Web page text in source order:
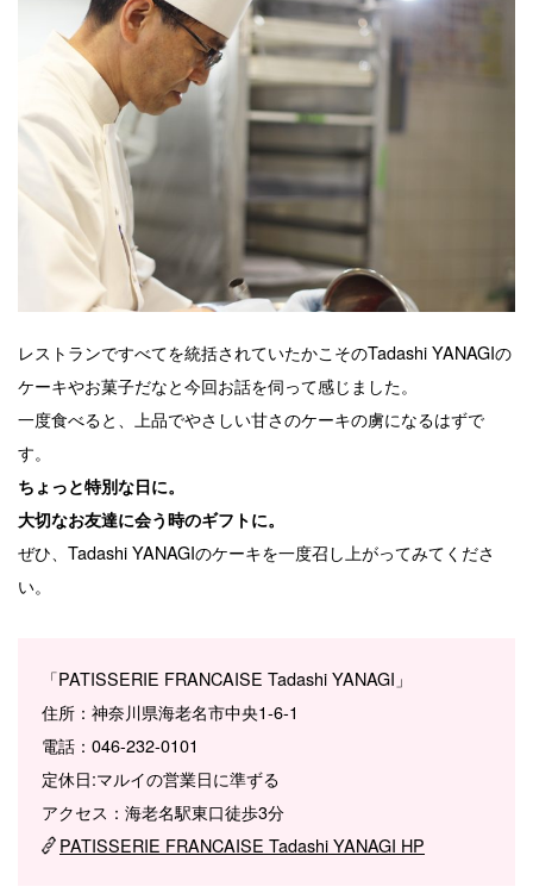
レストランですべてを統括されていたかこそのTadashi YANAGIの
ケーキやお菓子だなと今回お話を伺って感じました。
一度食べると、上品でやさしい甘さのケーキの虜になるはずで
す。
ちょっと特別な日に。
大切なお友達に会う時のギフトに。
ぜひ、Tadashi YANAGIのケーキを一度召し上がってみてくださ
い。
「PATISSERIE FRANCAISE Tadashi YANAGI」
住所：神奈川県海老名市中央1-6-1
電話：046-232-0101
定休日:マルイの営業日に準ずる
アクセス：海老名駅東口徒歩3分
PATISSERIE FRANCAISE Tadashi YANAGI HP